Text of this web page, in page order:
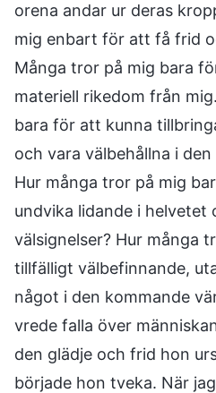
orena andar ur deras
mig enbart för att få frid
Många tror på mig bara
materiell rikedom från
bara för att kunna
och vara välbehållna i
Hur många tror på mig
undvika lidande i
välsignelser? Hur många
tillfälligt välbefinnande,
något i den kommande
vrede falla över
den glädje och frid hon
började hon tveka. När